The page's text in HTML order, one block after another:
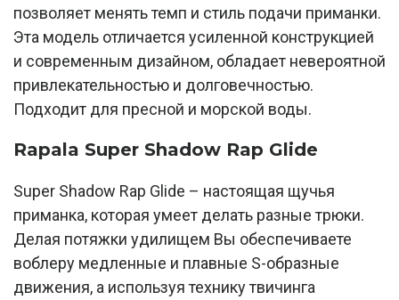
позволяет менять темп и стиль подачи приманки.
Эта модель отличается усиленной конструкцией
и современным дизайном, обладает невероятной
привлекательностью и долговечностью.
Подходит для пресной и морской воды.
Rapala Super Shadow Rap Glide
Super Shadow Rap Glide – настоящая щучья
приманка, которая умеет делать разные трюки.
Делая потяжки удилищем Вы обеспечиваете
воблеру медленные и плавные S-образные
движения, а используя технику твичинга